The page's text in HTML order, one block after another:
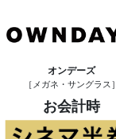
オンデーズ
［メガネ・サングラス］
お会計時